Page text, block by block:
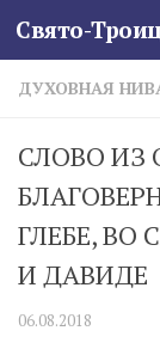
Skip to
ДУХОВНАЯ
СЛОВО ИЗ
ГЛЕБЕ,
И ДАВИДЕ
06.08.2018